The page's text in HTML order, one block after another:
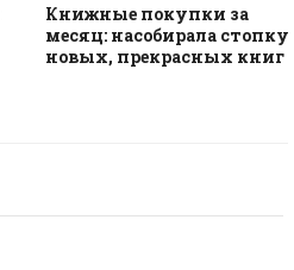
Книжные покупки за
месяц: насобирала стопку
новых, прекрасных книг